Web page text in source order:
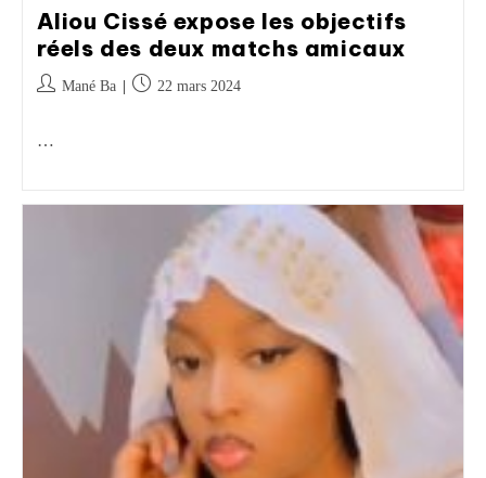
Aliou Cissé expose les objectifs
réels des deux matchs amicaux
Mané Ba 22 mars 2024
…